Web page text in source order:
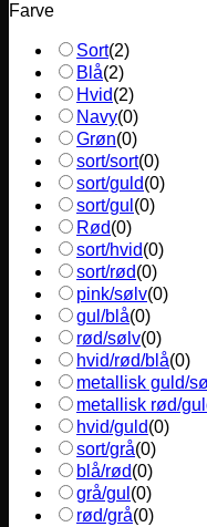
Farve
Sort(2)
Blå(2)
Hvid(2)
Navy(0)
Grøn(0)
sort/sort(0)
sort/guld(0)
sort/gul (0)
Rød(0)
sort/hvid(0)
sort/rød(0)
pink/sølv(0)
gul/blå(0)
rød/sølv(0)
hvid/rød/blå(0)
metallisk guld/
metallisk rød/
hvid/guld(0)
sort/grå(0)
blå/rød(0)
grå/gul (0)
rød/grå(0)